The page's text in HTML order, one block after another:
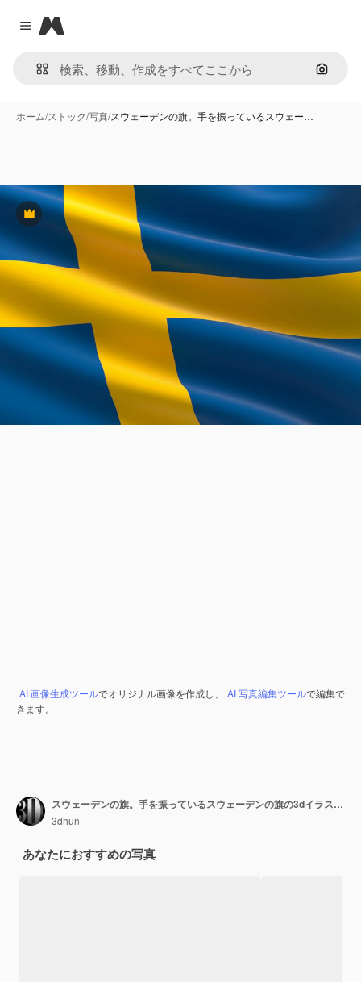
Close menu
Magnific
画像で
ホーム/ストック/写真/スウェーデンの旗。手を振っているスウェー…
Premium
AI 画像生成ツールでオリジナル画像を作成し、 AI 写真編集ツールで編集で
きます。
スウェーデンの旗。手を振っているスウェーデンの旗の3dイラスト。
3dhun
あなたにおすすめの写真